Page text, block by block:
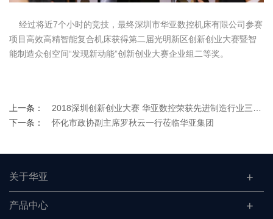
经过将近7个小时的竞技，最终深圳市华亚数控机床有限公司参赛
项目高效高精智能复合机床获得第二届光明新区创新创业大赛暨智
能制造众创空间“发现新动能”创新创业大赛企业组二等奖。
上一条：
2018深圳创新创业大赛 华亚数控荣获先进制造行业三等奖
下一条：
怀化市政协副主席罗秋云一行莅临华亚集团
关于华亚
产品中心